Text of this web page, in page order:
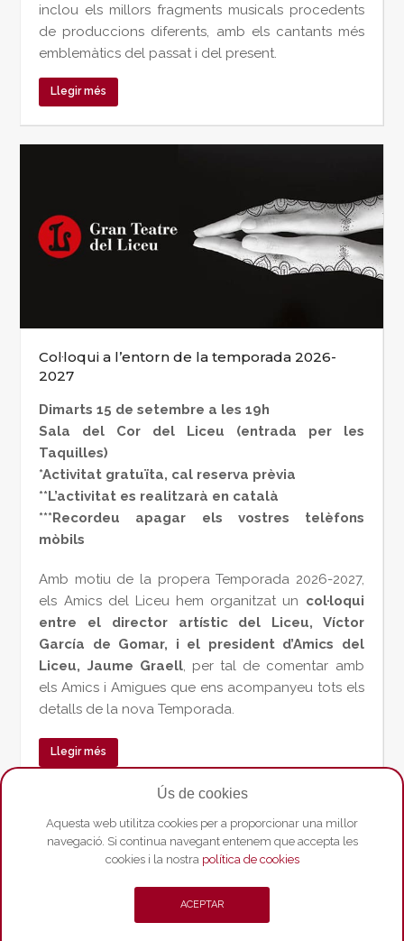
inclou els millors fragments musicals procedents
de produccions diferents, amb els cantants més
emblemàtics del passat i del present.
Llegir més
Col·loqui a l’entorn de la temporada 2026-
2027
Dimarts 15 de setembre a les 19h
Sala del Cor del Liceu (entrada per les
Taquilles)
*Activitat gratuïta, cal reserva prèvia
**L’activitat es realitzarà en català
***Recordeu apagar els vostres telèfons
mòbils
Amb motiu de la propera Temporada 2026-2027,
els Amics del Liceu hem organitzat un col·loqui
entre el director artístic del Liceu, Víctor
García de Gomar, i el president d’Amics del
Liceu, Jaume Graell, per tal de comentar amb
els Amics i Amigues que ens acompanyeu tots els
detalls de la nova Temporada.
Llegir més
Ús de cookies
Aquesta web utilitza cookies per a proporcionar una millor
navegació. Si continua navegant entenem que accepta les
cookies i la nostra política de cookies
ACEPTAR